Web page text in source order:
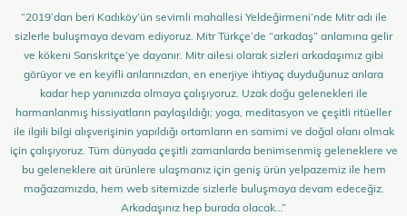
“2019’dan beri Kadıköy’ün sevimli mahallesi Yeldeğirmeni’nde Mitr adı ile
sizlerle buluşmaya devam ediyoruz. Mitr Türkçe’de “arkadaş” anlamına gelir
ve kökeni Sanskritçe’ye dayanır. Mitr ailesi olarak sizleri arkadaşımız gibi
görüyor ve en keyifli anlarınızdan, en enerjiye ihtiyaç duyduğunuz anlara
kadar hep yanınızda olmaya çalışıyoruz. Uzak doğu gelenekleri ile
harmanlanmış hissiyatların paylaşıldığı; yoga, meditasyon ve çeşitli ritüeller
ile ilgili bilgi alışverişinin yapıldığı ortamların en samimi ve doğal olanı olmak
için çalışıyoruz. Tüm dünyada çeşitli zamanlarda benimsenmiş geleneklere ve
bu geleneklere ait ürünlere ulaşmanız için geniş ürün yelpazemiz ile hem
mağazamızda, hem web sitemizde sizlerle buluşmaya devam edeceğiz.
Arkadaşınız hep burada olacak…”